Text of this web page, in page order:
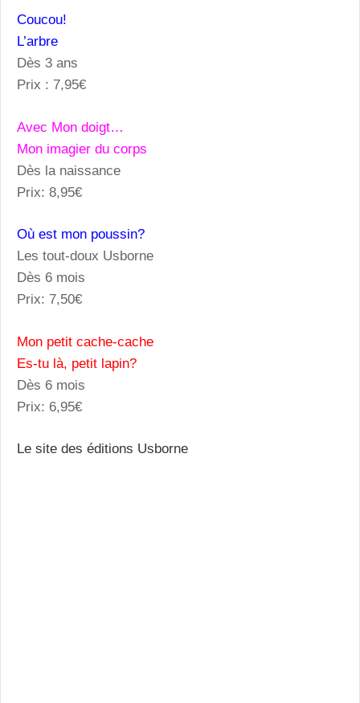
Coucou!
L’arbre
Dès 3 ans
Prix : 7,95€
Avec Mon doigt…
Mon imagier du corps
Dès la naissance
Prix: 8,95€
Où est mon poussin?
Les tout-doux Usborne
Dès 6 mois
Prix: 7,50€
Mon petit cache-cache
Es-tu là, petit lapin?
Dès 6 mois
Prix: 6,95€
Le site des éditions Usborne